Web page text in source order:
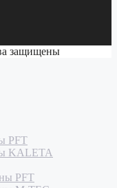
защищены
PFT
KALETA
PFT